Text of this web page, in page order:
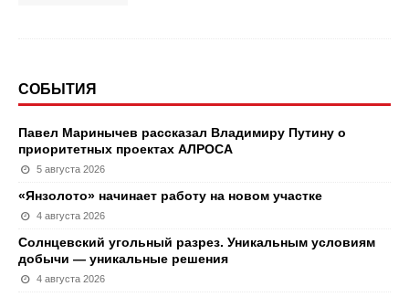
СОБЫТИЯ
Павел Маринычев рассказал Владимиру Путину о
приоритетных проектах АЛРОСА
5 августа 2026
«Янзолото» начинает работу на новом участке
4 августа 2026
Солнцевский угольный разрез. Уникальным условиям
добычи — уникальные решения
4 августа 2026